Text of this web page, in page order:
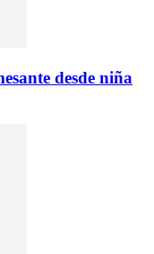
desde niña